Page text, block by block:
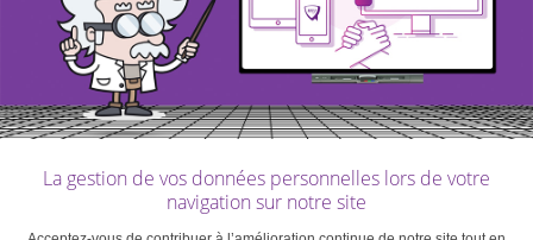
La gestion de vos données personnelles lors de votre
navigation sur notre site